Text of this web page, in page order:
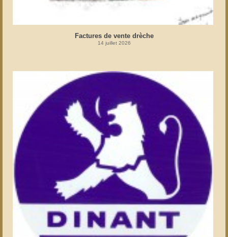
Factures de vente drèche
14 juillet 2026